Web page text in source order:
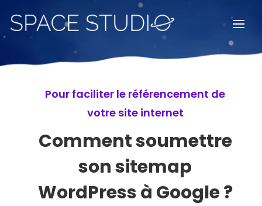
Pour faciliter le référencement de
votre site internet
Comment soumettre
son sitemap
WordPress à Google ?